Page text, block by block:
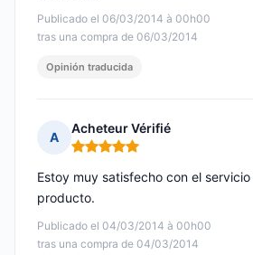
Publicado el 06/03/2014 à 00h00
tras una compra de 06/03/2014
Opinión traducida
A
Acheteur Vérifié
Nota: 5 de 5
Publicado el 04/03/2014 à 00h00
tras una compra de 04/03/2014
Estoy muy satisfecho con el
producto.